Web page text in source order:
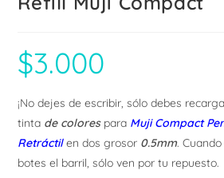
$3.000
¡No dejes de escribir, sólo debes
tinta de colorespara Muji Compact
Retráctil en dos grosor 0.5mm.
botes el barril, sólo ven por tu repuesto.